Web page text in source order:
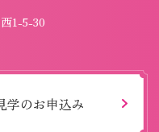
1-5-30
学のお申込み